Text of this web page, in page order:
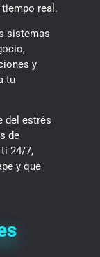
real.
sistemas
y
tu
del estrés
de
24/7,
y que